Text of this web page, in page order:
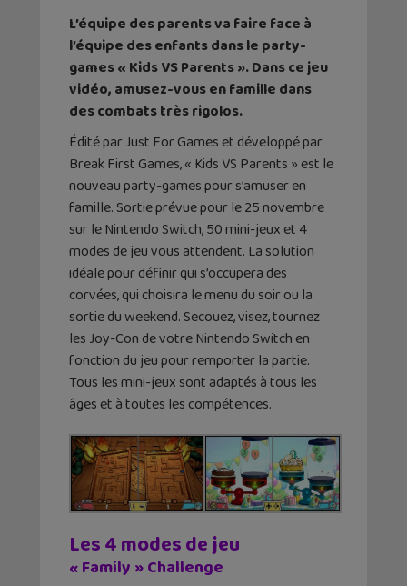
L’équipe des parents va faire face à
l’équipe des enfants dans le party-
games « Kids VS Parents ». Dans ce jeu
vidéo, amusez-vous en famille dans
des combats très rigolos.
Édité par Just For Games et développé par
Break First Games, « Kids VS Parents » est le
nouveau party-games pour s’amuser en
famille. Sortie prévue pour le 25 novembre
sur le Nintendo Switch, 50 mini-jeux et 4
modes de jeu vous attendent. La solution
idéale pour définir qui s’occupera des
corvées, qui choisira le menu du soir ou la
sortie du weekend. Secouez, visez, tournez
les Joy-Con de votre Nintendo Switch en
fonction du jeu pour remporter la partie.
Tous les mini-jeux sont adaptés à tous les
âges et à toutes les compétences.
Les 4 modes de jeu
« Family » Challenge